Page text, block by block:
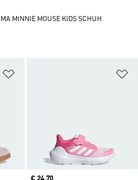
Current price
€ 24,70
MINNIE MOUSE KIDS SCHUH